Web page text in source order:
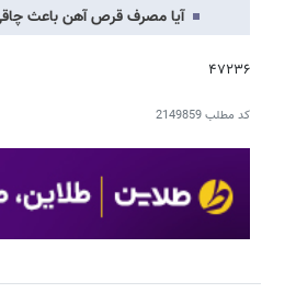
آیا مصرف قرص آهن باعث
۴۷۲۳۶
کد مطلب2149859